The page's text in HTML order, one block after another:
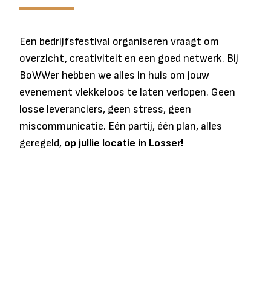
Een bedrijfsfestival organiseren vraagt om
overzicht, creativiteit en een goed netwerk. Bij
BoWWer hebben we alles in huis om jouw
evenement vlekkeloos te laten verlopen. Geen
losse leveranciers, geen stress, geen
miscommunicatie. Eén partij, één plan, alles
geregeld, op jullie locatie in Losser!